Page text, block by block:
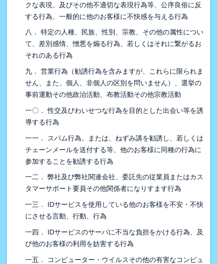
クな表現、及びその他不適切な表現行為等、公序良俗に反
する行為、一般的に他のお客様に不快感を与える行為
八． 特定の人種、民族、性別、宗教、その他の属性につい
て、差別感情、憎悪を煽る行為、若しくはそれに繋がるお
それのある行為
九． 営業行為（勧誘行為を含みますが、これらに限られま
せん、また、個人、非個人の区別を問いません）、選挙の
事前運動その他政治活動、布教活動その他宗教活動
一〇． 性交及びわいせつな行為を目的とした出会い等を誘
導する行為
一一． スパム行為。または、ねずみ講を勧誘し、若しくは
チェーンメールを送付する等、他のお客様に同種の行為に
参加することを勧誘する行為
一二． 弊社及び弊社関連会社、委託先の従業員またはカス
タマーサポート要員その他関係者になりすます行為
一三． IDサービスを使用している他のお客様を不安・不快
にさせる言動、行動、行為
一四． IDサービスのサーバに不当な負担をかける行為、及
び他のお客様の利用を妨害する行為
一五． コンピューター・ウイルスその他の有害なコンピュ